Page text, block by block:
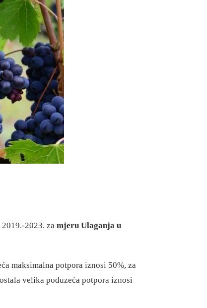
2023. za mjeru Ulaganja u
maksimalna potpora iznosi 50%, za
velika poduzeća potpora iznosi